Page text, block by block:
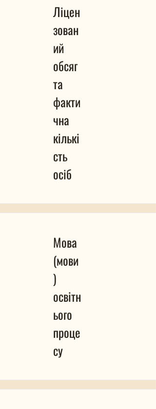
Ліцен
зован
ий
обсяг
та
факти
чна
кількі
сть
осіб
Мова
(мови
)
освітн
ього
проце
су